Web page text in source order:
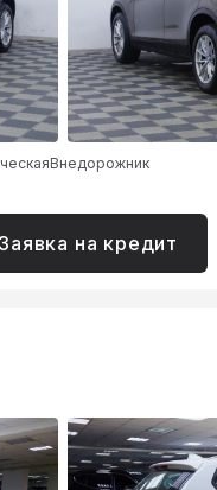
Внедорожник
Заявка на кредит